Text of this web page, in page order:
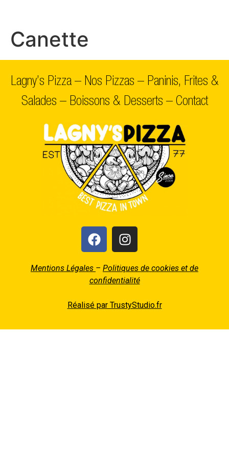
Canette
Lagny’s Pizza – Nos Pizzas – Paninis, Frites &
Salades – Boissons & Desserts – Contact
Mentions Légales – Politiques de cookies et de
confidentialité
Réalisé par TrustyStudio.fr